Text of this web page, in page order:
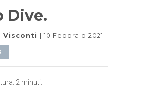
Dive.
Visconti 10 Febbraio 2021
2 minuti.